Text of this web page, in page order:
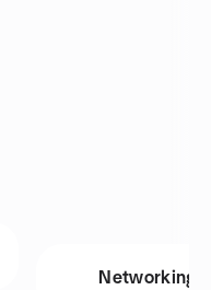
Networking